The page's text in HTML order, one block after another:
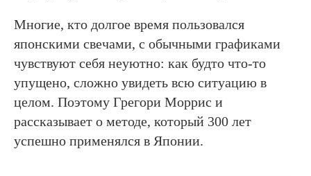
Многие, кто долгое время пользовался
японскими свечами, с обычными графиками
чувствуют себя неуютно: как будто что-то
упущено, сложно увидеть всю ситуацию в
целом. Поэтому Грегори Моррис и
рассказывает о методе, который 300 лет
успешно применялся в Японии.